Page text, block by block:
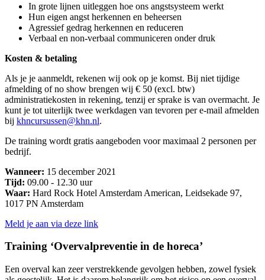
In grote lijnen uitleggen hoe ons angstsysteem werkt
Hun eigen angst herkennen en beheersen
Agressief gedrag herkennen en reduceren
Verbaal en non-verbaal communiceren onder druk
Kosten & betaling
Als je je aanmeldt, rekenen wij ook op je komst. Bij niet tijdige
afmelding of no show brengen wij € 50 (excl. btw)
administratiekosten in rekening, tenzij er sprake is van overmacht. Je
kunt je tot uiterlijk twee werkdagen van tevoren per e-mail afmelden
bij khncursussen@khn.nl.
De training wordt gratis aangeboden voor maximaal 2 personen per
bedrijf.
Wanneer: 15 december 2021
Tijd: 09.00 - 12.30 uur
Waar: Hard Rock Hotel Amsterdam American, Leidsekade 97,
1017 PN Amsterdam
Meld je aan via deze link
Training ‘Overvalpreventie in de horeca’
Een overval kan zeer verstrekkende gevolgen hebben, zowel fysiek